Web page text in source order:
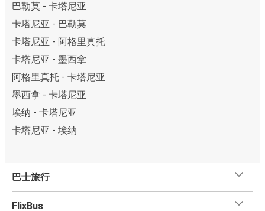
巴勒莫 - 卡塔尼亚
卡塔尼亚 - 巴勒莫
卡塔尼亚 - 阿格里真托
卡塔尼亚 - 墨西拿
阿格里真托 - 卡塔尼亚
墨西拿 - 卡塔尼亚
埃纳 - 卡塔尼亚
卡塔尼亚 - 埃纳
巴士旅行
FlixBus